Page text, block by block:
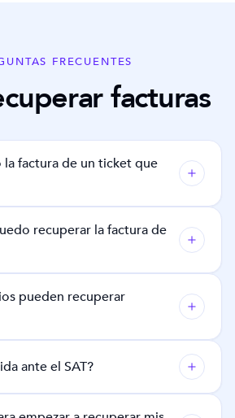
FRECUENTES
facturas
factura de un ticket que
recuperar la factura de
pueden recuperar
ante el SAT?